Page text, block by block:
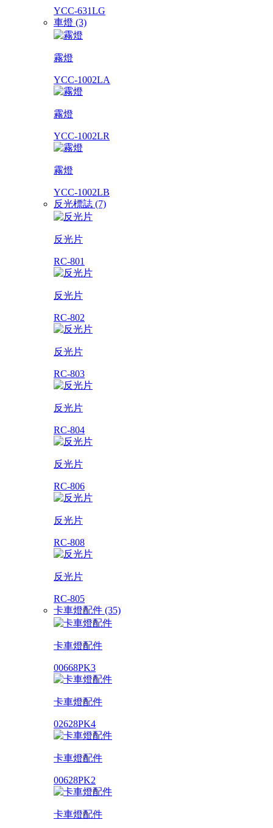
YCC-631LG
車燈 (3)
霧燈
YCC-1002LA
霧燈
YCC-1002LR
霧燈
YCC-1002LB
反光標誌 (7)
反光片
RC-801
反光片
RC-802
反光片
RC-803
反光片
RC-804
反光片
RC-806
反光片
RC-808
反光片
RC-805
卡車燈配件 (35)
卡車燈配件
00668PK3
卡車燈配件
02628PK4
卡車燈配件
00628PK2
卡車燈配件